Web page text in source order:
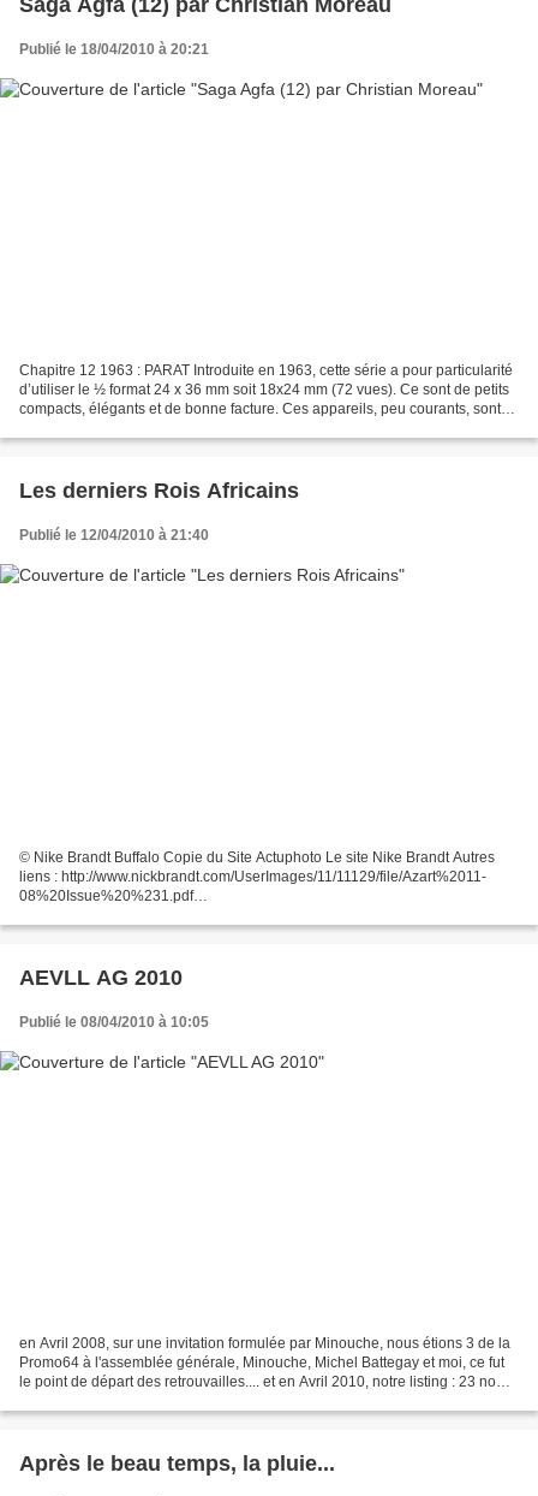
Publié le 18/04/2010 à 20:21
Chapitre 12 1963 : PARAT Introduite en 1963, cette série a pour particularité
d’utiliser le ½ format 24 x 36 mm soit 18x24 mm (72 vues). Ce sont de petits
compacts, élégants et de bonne facture. Ces appareils, peu courants, sont
Les derniers Rois Africains
Publié le 12/04/2010 à 21:40
© Nike Brandt Buffalo Copie du Site Actuphoto Le site Nike Brandt Autres
liens : http://www.nickbrandt.com/UserImages/11/11129/file/Azart%2011-
08%20Issue%20%231.pdf
Philippe Plaut...
AEVLL AG 2010
Publié le 08/04/2010 à 10:05
en Avril 2008, sur une invitation formulée par Minouche, nous étions 3 de la
Promo64 à l'assemblée générale, Minouche, Michel Battegay et moi, ce fut
le point de départ des retrouvailles.... et en Avril 2010, notre listing : 23 noms,
Après le beau temps, la pluie...